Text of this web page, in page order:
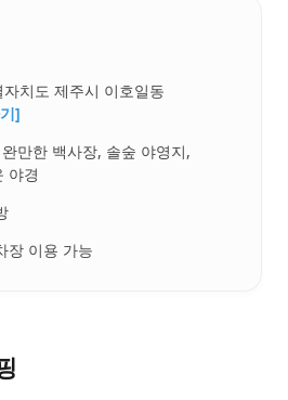
치도 제주시 이호일동
]
만한 백사장, 솔숲 야영지,
야경
장 이용 가능